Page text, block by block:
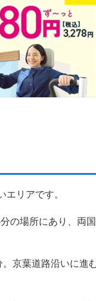
リアです。
の場所にあり、両
京葉道路沿いに進